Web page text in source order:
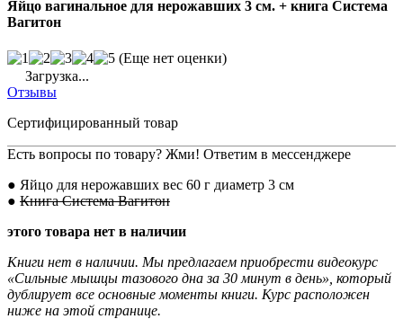
Яйцо вагинальное для нерожавших 3 см. + книга Система
Вагитон
(Еще нет оценки)
Загрузка...
Отзывы
Сертифицированный товар
Есть вопросы по товару? Жми! Ответим в мессенджере
● Яйцо для нерожавших вес 60 г диаметр 3 см
● Книга Система Вагитон
этого товара нет в наличии
Книги нет в наличии. Мы предлагаем приобрести видеокурс
«Сильные мышцы тазового дна за 30 минут в день», который
дублирует все основные моменты книги. Курс расположен
ниже на этой странице.